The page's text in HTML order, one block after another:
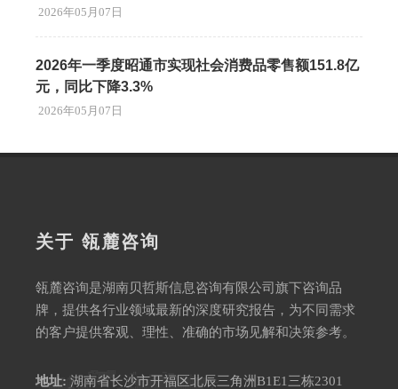
2026年05月07日
2026年一季度昭通市实现社会消费品零售额151.8亿
元，同比下降3.3%
2026年05月07日
关于 瓴麓咨询
瓴麓咨询是湖南贝哲斯信息咨询有限公司旗下咨询品
牌，提供各行业领域最新的深度研究报告，为不同需求
的客户提供客观、理性、准确的市场见解和决策参考。
地址: 湖南省长沙市开福区北辰三角洲B1E1三栋2301